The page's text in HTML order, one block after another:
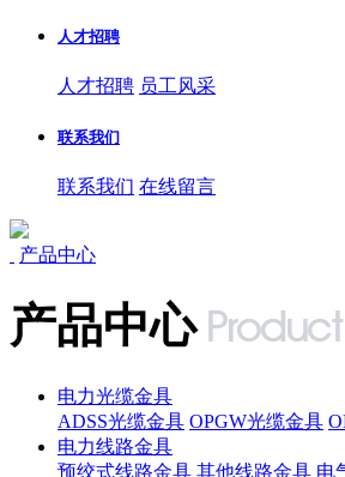
人才招聘
人才招聘 员工风采
联系我们
联系我们 在线留言
产品中心
产品中心
电力光缆金具
ADSS光缆金具 OPGW光缆金具
电力线路金具
预绞式线路金具 其他线路金具 电